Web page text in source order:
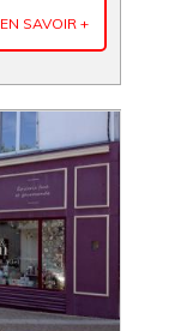
EN SAVOIR +